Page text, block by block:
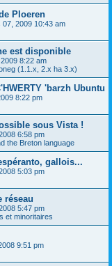
Ploeren
07, 2009 10:43 am
est disponible
8:22 am
(1.1.x, 2.x ha 3.x)
'barzh Ubuntu
8:22 pm
sous Vista !
6:58 pm
the Breton language
gallois...
5:03 pm
réseau
5:47 pm
et minoritaires
9:51 pm